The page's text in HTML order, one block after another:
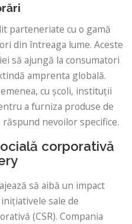
parteneriate cu o gamă
din întreaga lume. Aceste
să ajungă la consumatori
amprenta globală.
cu școli, instituții
a furniza produse de
nevoilor specifice.
corporativă
să aibă un impact
sale de
(CSR). Compania